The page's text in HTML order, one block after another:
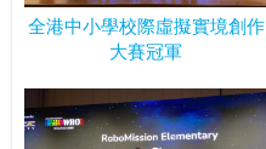
全港中小學校際虛擬實境創作
大賽冠軍